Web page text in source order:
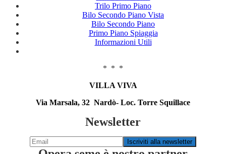
Trilo Primo Piano
Bilo Secondo Piano Vista
Bilo Secondo Piano
Primo Piano Spiaggia
Informazioni Utili
* * *
VILLA VIVA
Via Marsala, 32 Nardò- Loc. Torre Squillace
Newsletter